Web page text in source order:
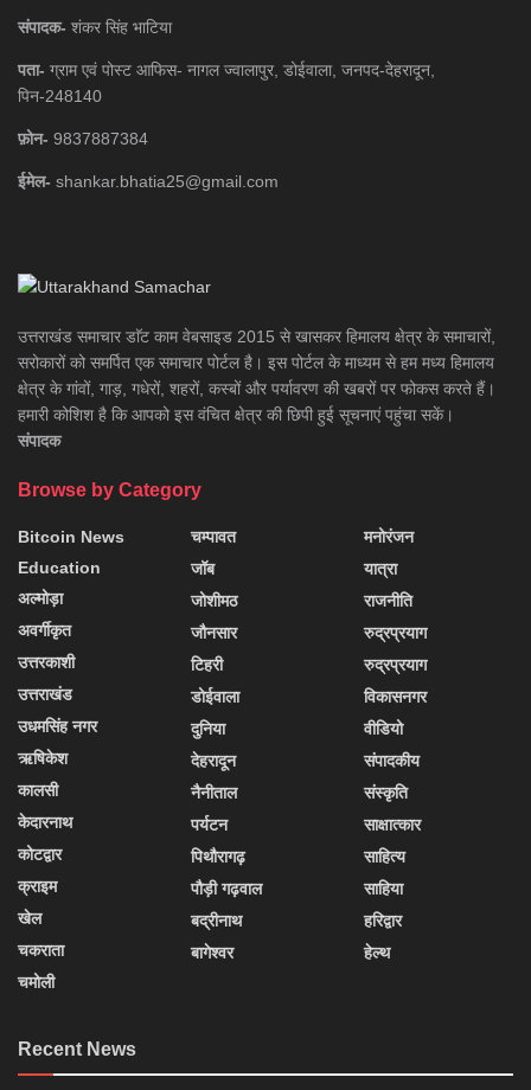
संपादक- शंकर सिंह भाटिया
पता- ग्राम एवं पोस्ट आफिस- नागल ज्वालापुर, डोईवाला, जनपद-देहरादून,
पिन-248140
फ़ोन- 9837887384
ईमेल- shankar.bhatia25@gmail.com
उत्तराखंड समाचार डाॅट काम वेबसाइड 2015 से खासकर हिमालय क्षेत्र के समाचारों,
सरोकारों को समर्पित एक समाचार पोर्टल है। इस पोर्टल के माध्यम से हम मध्य हिमालय
क्षेत्र के गांवों, गाड़, गधेरों, शहरों, कस्बों और पर्यावरण की खबरों पर फोकस करते हैं।
हमारी कोशिश है कि आपको इस वंचित क्षेत्र की छिपी हुई सूचनाएं पहुंचा सकें।
संपादक
Browse by Category
Bitcoin News
Education
अल्मोड़ा
अवर्गीकृत
उत्तरकाशी
उत्तराखंड
उधमसिंह नगर
ऋषिकेश
कालसी
केदारनाथ
कोटद्वार
क्राइम
खेल
चकराता
चमोली
चम्पावत
जॉब
जोशीमठ
जौनसार
टिहरी
डोईवाला
दुनिया
देहरादून
नैनीताल
पर्यटन
पिथौरागढ़
पौड़ी गढ़वाल
बद्रीनाथ
बागेश्वर
मनोरंजन
यात्रा
राजनीति
रुद्रप्रयाग
रुद्रप्रयाग
विकासनगर
वीडियो
संपादकीय
संस्कृति
साक्षात्कार
साहित्य
साहिया
हरिद्वार
हेल्थ
Recent News